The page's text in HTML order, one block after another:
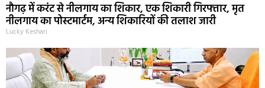
नौगढ़ में करंट से नीलगाय का शिकार, एक शिकारी गिरफ्तार, मृत
नीलगाय का पोस्टमार्टम, अन्य शिकारियों की तलाश जारी
Lucky Keshari